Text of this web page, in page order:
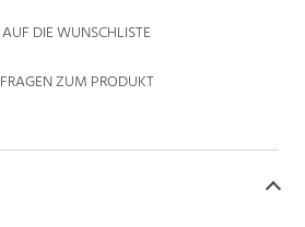
AUF DIE WUNSCHLISTE
FRAGEN ZUM PRODUKT